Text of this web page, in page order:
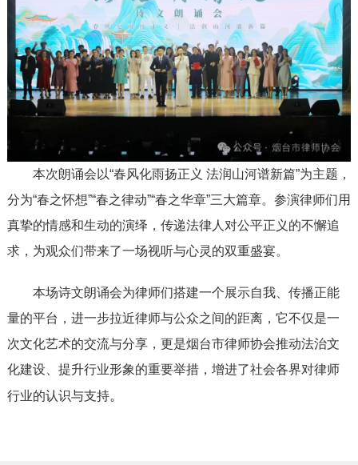
本次朗诵会以“春风化雨扬正义 法润山河谱新篇”为主题，
分为“春之怀想”“春之律动”“春之华章”三大篇章。参演律师们用
真挚的情感和生动的演绎，传递法律人对公平正义的不懈追
求，为观众们带来了一场视听与心灵的双重盛宴。
本场诗文朗诵会为律师们搭建一个展示自我、传播正能
量的平台，进一步拉近律师与公众之间的距离，它不仅是一
次文化艺术的交流与分享，更是烟台市律师协会推动法治文
化建设、提升行业形象的重要举措，增进了社会各界对律师
行业的认识与支持。